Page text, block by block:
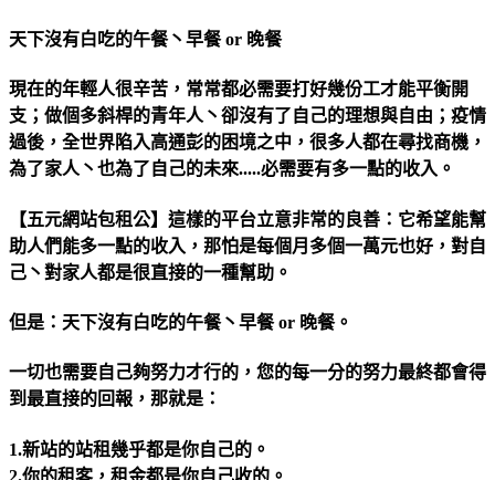
天下沒有白吃的午餐丶早餐 or 晚餐
現在的年輕人很辛苦，常常都必需要打好幾份工才能平衡開
支；做個多斜桿的青年人丶卻沒有了自己的理想與自由；疫情
過後，全世界陷入高通彭的困境之中，很多人都在尋找商機，
為了家人丶也為了自己的未來.....必需要有多一點的收入。
【五元網站包租公】這樣的平台立意非常的良善：它希望能幫
助人們能多一點的收入，那怕是每個月多個一萬元也好，對自
己丶對家人都是很直接的一種幫助。
但是：天下沒有白吃的午餐丶早餐 or 晚餐。
一切也需要自己夠努力才行的，您的每一分的努力最終都會得
到最直接的回報，那就是：
1.新站的站租幾乎都是你自己的。
2.你的租客，租金都是你自己收的。